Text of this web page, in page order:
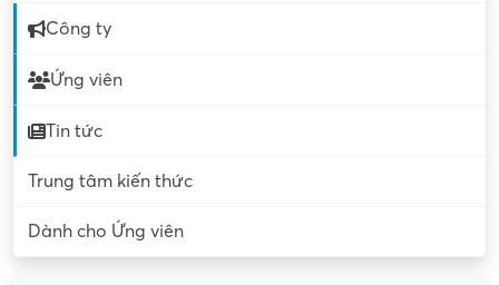
Công ty
Ứng viên
Tin tức
Trung tâm kiến thức
Dành cho Ứng viên